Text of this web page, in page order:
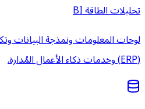
تحليلات الطاقة BI
لوحات المعلومات ونمذجة البيانات
(ERP) وخدمات ذكاء الأعمال المُدارة.